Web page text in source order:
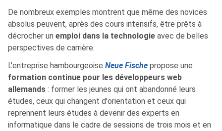
De nombreux exemples montrent que même des novices
absolus peuvent, après des cours intensifs, être prêts à
décrocher un emploi dans la technologie avec de belles
perspectives de carrière.
L'entreprise hambourgeoise Neue Fische propose une
formation continue pour les développeurs web
allemands : former les jeunes qui ont abandonné leurs
études, ceux qui changent d'orientation et ceux qui
reprennent leurs études à devenir des experts en
informatique dans le cadre de sessions de trois mois et en